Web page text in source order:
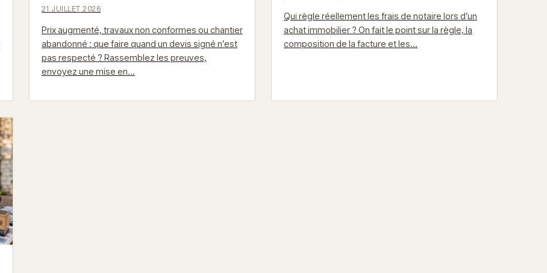
21 JUILLET 2026
Prix augmenté, travaux non conformes ou chantier
abandonné : que faire quand un devis signé n’est
pas respecté ? Rassemblez les preuves,
envoyez une mise en…
Qui règle réellement les frais de notaire lors d’un
achat immobilier ? On fait le point sur la règle, la
composition de la facture et les…